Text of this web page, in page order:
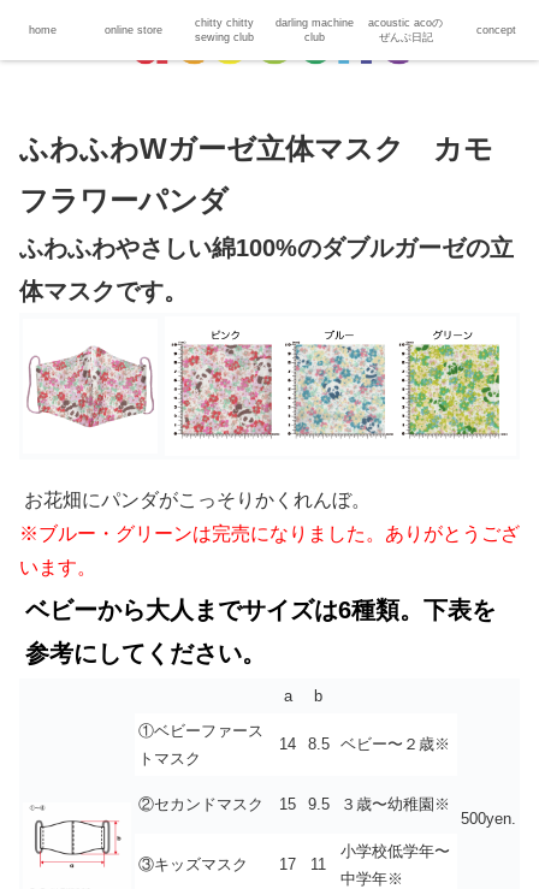
ふわふわWガーゼ立体マスク カモ
フラワーパンダ
ふわふわやさしい綿100%のダブルガーゼの立
体マスクです。
お花畑にパンダがこっそりかくれんぼ。
※ブルー・グリーンは完売になりました。ありがとうござ
います。
ベビーから大人までサイズは6種類。下表を
参考にしてください。
a b
500yen.
①ベビーファース
トマスク
14 8.5 ベビー〜２歳※
②セカンドマスク 15 9.5 ３歳〜幼稚園※
③キッズマスク 17 11
小学校低学年〜
中学年※
home online store
chitty chitty
sewing club
darling machine
club
acoustic acoの
ぜんぶ日記
concept